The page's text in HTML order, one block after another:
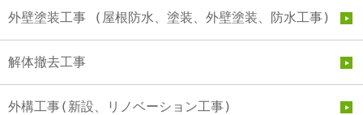
外壁塗装工事 (屋根防水、塗装、外壁塗装、防水工事)
解体撤去工事
外構工事(新設、リノベーション工事)